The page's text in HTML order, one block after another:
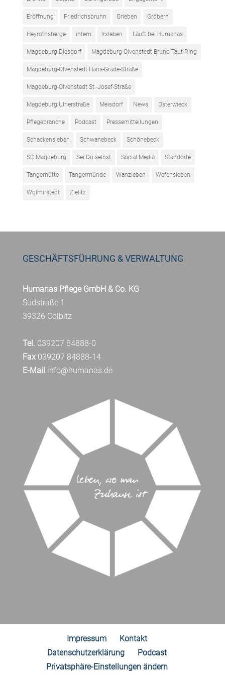
Eröffnung Friedrichsbrunn Grieben Gröbern
Heyrothsberge intern Irxleben Läuft bei Humanas
Magdeburg-Diesdorf Magdeburg-Olvenstedt Bruno-Taut-Ring
Magdeburg-Olvenstedt Hans-Grade-Straße
Magdeburg-Olvenstedt St.-Josef-Straße
Magdeburg Ulnerstraße Meisdorf News Osterwieck
Pflegebranche Podcast Pressemitteilungen
Schackensleben Schwanebeck Schönebeck
SC Magdeburg Sei Du selbst Social Media Standorte
Tangerhütte Tangermünde Wanzleben Wefensleben
Wolmirstedt Zielitz
GESCHÄFTSFÜHRUNG & VERWALTUNG
Humanas Pflege GmbH & Co. KG
Südstraße 1
39326 Colbitz
Tel. 039207 84888-0
Fax039207 84888-14
E-Mail info@humanas.de
Impressum
Kontakt
Datenschutzerklärung
Podcast
Privatsphäre-Einstellungen ändern